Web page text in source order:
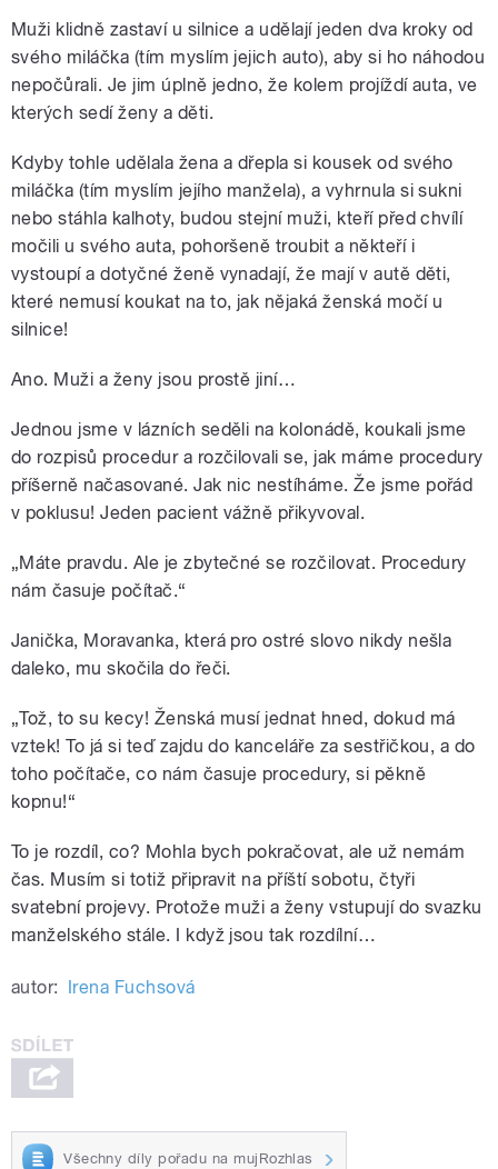
Muži klidně zastaví u silnice a udělají jeden dva kroky od
svého miláčka (tím myslím jejich auto), aby si ho náhodou
nepočůrali. Je jim úplně jedno, že kolem projíždí auta, ve
kterých sedí ženy a děti.
Kdyby tohle udělala žena a dřepla si kousek od svého
miláčka (tím myslím jejího manžela), a vyhrnula si sukni
nebo stáhla kalhoty, budou stejní muži, kteří před chvílí
močili u svého auta, pohoršeně troubit a někteří i
vystoupí a dotyčné ženě vynadají, že mají v autě děti,
které nemusí koukat na to, jak nějaká ženská močí u
silnice!
Ano. Muži a ženy jsou prostě jiní…
Jednou jsme v lázních seděli na kolonádě, koukali jsme
do rozpisů procedur a rozčilovali se, jak máme procedury
příšerně načasované. Jak nic nestíháme. Že jsme pořád
v poklusu! Jeden pacient vážně přikyvoval.
„Máte pravdu. Ale je zbytečné se rozčilovat. Procedury
nám časuje počítač.“
Janička, Moravanka, která pro ostré slovo nikdy nešla
daleko, mu skočila do řeči.
„Tož, to su kecy! Ženská musí jednat hned, dokud má
vztek! To já si teď zajdu do kanceláře za sestřičkou, a do
toho počítače, co nám časuje procedury, si pěkně
kopnu!“
To je rozdíl, co? Mohla bych pokračovat, ale už nemám
čas. Musím si totiž připravit na příští sobotu, čtyři
svatební projevy. Protože muži a ženy vstupují do svazku
manželského stále. I když jsou tak rozdílní…
autor: Irena Fuchsová
Všechny díly pořadu na mujRozhlas